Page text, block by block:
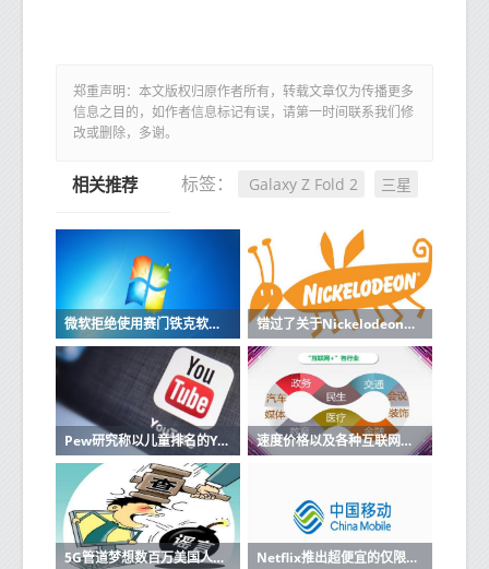
郑重声明：本文版权归原作者所有，转载文章仅为传播更多
信息之目的，如作者信息标记有误，请第一时间联系我们修
改或删除，多谢。
标签： Galaxy Z Fold 2 三星
相关推荐
微软拒绝使用赛门铁克软件的机器进行更新 错过了关于Nickelodeon的电影那么所有旧角色都将与原声音演员一起回归
Pew研究称以儿童排名的YouTube视频排名最高 速度价格以及各种互联网服务的优缺点
5G管道梦想数百万美国人仍然缺乏宽带 Netflix推出超便宜的仅限移动订阅